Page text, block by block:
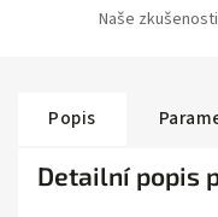
Naše
Popis
Detailní popis